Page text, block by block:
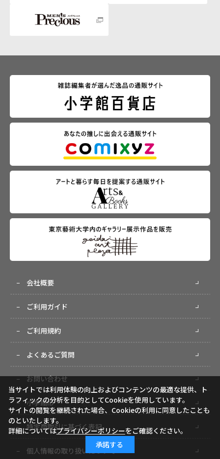
会社概要
ご利用ガイド
ご利用規約
よくあるご質問
お問い合わせ
小学館ID
特定商取引に基づく表記
個人情報の取り扱いについて
当サイトでは利用体験の向上およびコンテンツの最適な提供、ト
ラフィックの分析を目的としてCookieを使用しています。
サイトの閲覧を継続された場合、Cookieの利用に同意したことも
のといたします。
詳細についてはプライバシーポリシーをご確認ください。
承諾する